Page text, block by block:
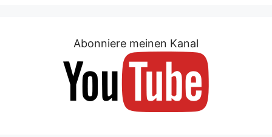
Abonniere meinen Kanal